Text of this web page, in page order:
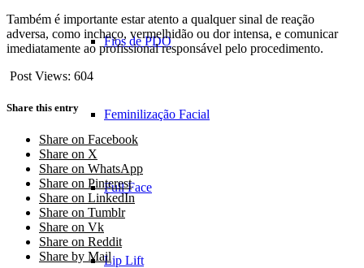
Fios de PDO
Feminilização Facial
Full Face
Lip Lift
Também é importante estar atento a qualquer sinal de reação
adversa, como inchaço, vermelhidão ou dor intensa, e comunicar
imediatamente ao profissional responsável pelo procedimento.
Post Views: 604
Share this entry
Share on Facebook
Share on X
Share on WhatsApp
Share on Pinterest
Share on LinkedIn
Share on Tumblr
Share on Vk
Share on Reddit
Share by Mail